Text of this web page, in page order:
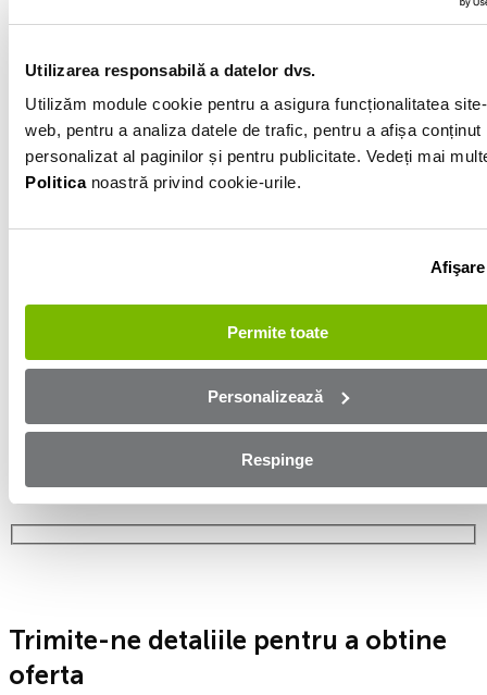
Utilizarea responsabilă a datelor dvs.
Utilizăm module cookie pentru a asigura funcționalitatea
web, pentru a analiza datele de trafic, pentru a afișa conținut
personalizat al paginilor și pentru publicitate. Vedeți mai
Politicanoastră privind cookie-urile.
Afişare
Permite toate
Personalizează
Respinge
Informatiile vanzatorului
Aplică online și bucură-te de
aprobare rapidă!
formularul de mai jos și te contactăm in cel mai scurt
timp!
Trimite-ne detaliile pentru a obtine
oferta